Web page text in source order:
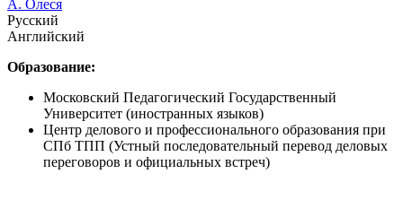
А. Олеся
Русский
Английский
Образование:
Московский Педагогический Государственный
Университет (иностранных языков)
Центр делового и профессионального образования при
СПб ТПП (Устный последовательный перевод деловых
переговоров и официальных встреч)